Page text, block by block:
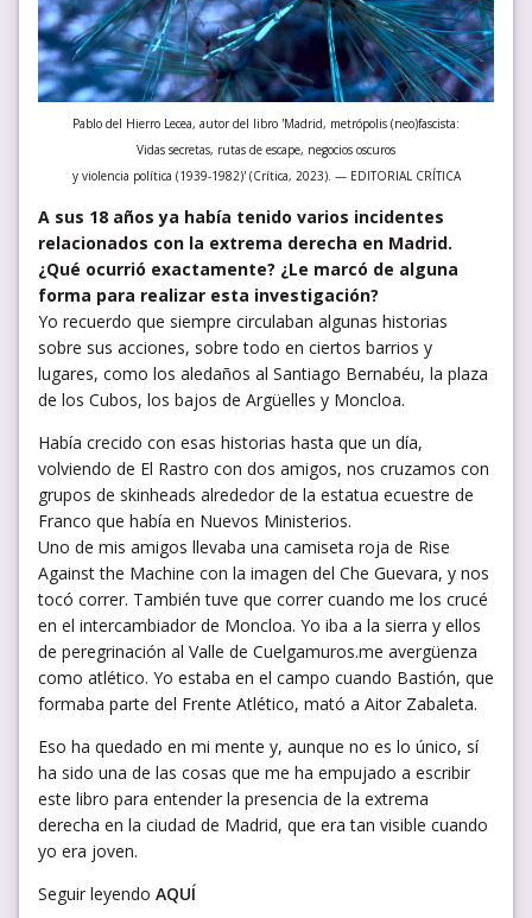
Pablo del Hierro Lecea, autor del libro 'Madrid, metrópolis (neo)fascista:
Vidas secretas, rutas de escape, negocios oscuros
y violencia política (1939-1982)' (Crítica, 2023). — EDITORIAL CRÍTICA
A sus 18 años ya había tenido varios incidentes
relacionados con la extrema derecha en Madrid.
¿Qué ocurrió exactamente? ¿Le marcó de alguna
forma para realizar esta investigación?
Yo recuerdo que siempre circulaban algunas historias
sobre sus acciones, sobre todo en ciertos barrios y
lugares, como los aledaños al Santiago Bernabéu, la plaza
de los Cubos, los bajos de Argüelles y Moncloa.
Había crecido con esas historias hasta que un día,
volviendo de El Rastro con dos amigos, nos cruzamos con
grupos de skinheads alrededor de la estatua ecuestre de
Franco que había en Nuevos Ministerios.
Uno de mis amigos llevaba una camiseta roja de Rise
Against the Machine con la imagen del Che Guevara, y nos
tocó correr. También tuve que correr cuando me los crucé
en el intercambiador de Moncloa. Yo iba a la sierra y ellos
de peregrinación al Valle de Cuelgamuros.me avergüenza
como atlético. Yo estaba en el campo cuando Bastión, que
formaba parte del Frente Atlético, mató a Aitor Zabaleta.
Eso ha quedado en mi mente y, aunque no es lo único, sí
ha sido una de las cosas que me ha empujado a escribir
este libro para entender la presencia de la extrema
derecha en la ciudad de Madrid, que era tan visible cuando
yo era joven.
Seguir leyendo AQUÍ